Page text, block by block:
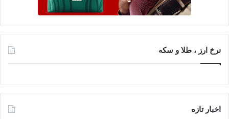
نرخ ارز ، طلا و سکه
اخبار تازه